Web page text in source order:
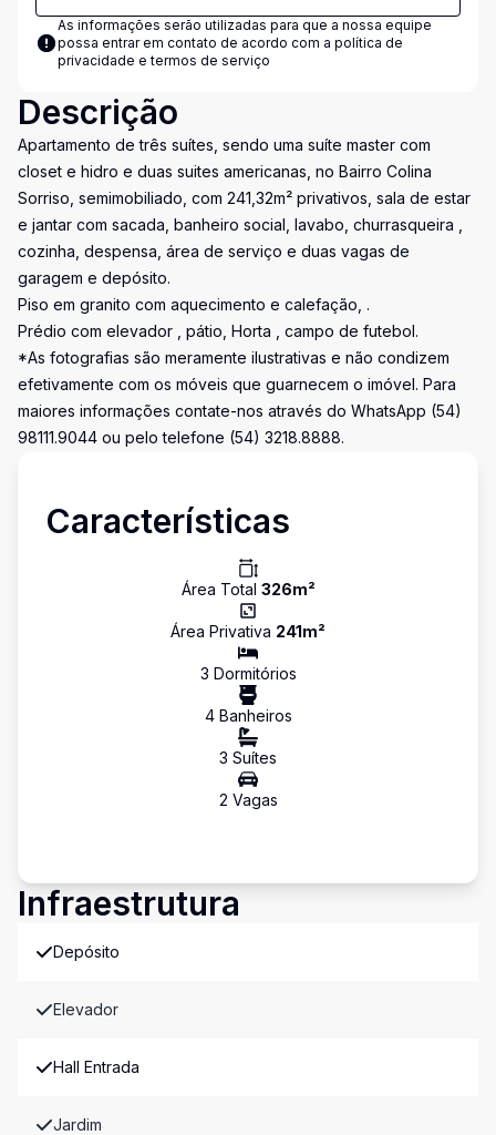
As informações serão utilizadas para que a nossa equipe
possa entrar em contato de acordo com a política de
privacidade e termos de serviço
Descrição
Apartamento de três suítes, sendo uma suíte master com
closet e hidro e duas suites americanas, no Bairro Colina
Sorriso, semimobiliado, com 241,32m² privativos, sala de estar
e jantar com sacada, banheiro social, lavabo, churrasqueira ,
cozinha, despensa, área de serviço e duas vagas de
garagem e depósito.
Piso em granito com aquecimento e calefação, .
Prédio com elevador , pátio, Horta , campo de futebol.
*As fotografias são meramente ilustrativas e não condizem
efetivamente com os móveis que guarnecem o imóvel. Para
maiores informações contate-nos através do WhatsApp (54)
98111.9044 ou pelo telefone (54) 3218.8888.
Características
Área Total 326m²
Área Privativa 241m²
3 Dormitórios
4Banheiros
3 Suítes
2 Vagas
Infraestrutura
Depósito
Elevador
Hall Entrada
Jardim